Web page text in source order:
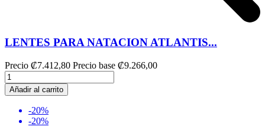
LENTES PARA NATACION ATLANTIS...
Precio ₡7.412,80 Precio base ₡9.266,00
Añadir al carrito
-20%
-20%